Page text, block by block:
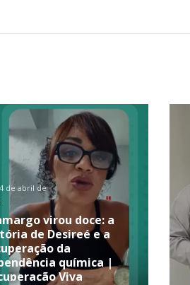
de abril de
virou doce: a
de Desireé e a
da
química |
Viva